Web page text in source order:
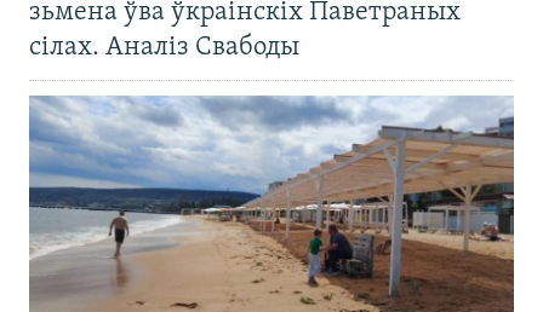
зьмена ўва ўкраінскіх Паветраных
сілах. Аналіз Свабоды